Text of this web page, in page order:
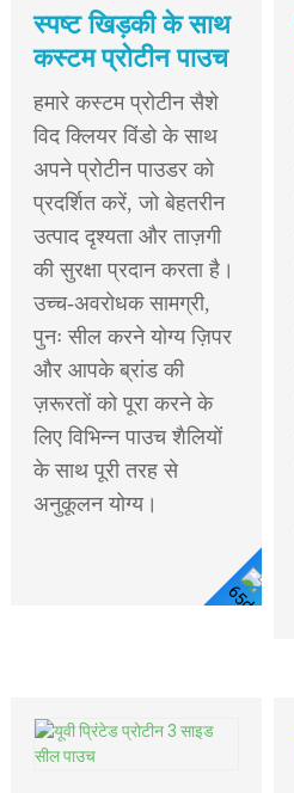
स्पष्ट खिड़की के साथ
कस्टम प्रोटीन पाउच
हमारे कस्टम प्रोटीन सैशे
विद क्लियर विंडो के साथ
अपने प्रोटीन पाउडर को
प्रदर्शित करें, जो बेहतरीन
उत्पाद दृश्यता और ताज़गी
की सुरक्षा प्रदान करता है।
उच्च-अवरोधक सामग्री,
पुनः सील करने योग्य ज़िपर
और आपके ब्रांड की
ज़रूरतों को पूरा करने के
लिए विभिन्न पाउच शैलियों
के साथ पूरी तरह से
अनुकूलन योग्य।